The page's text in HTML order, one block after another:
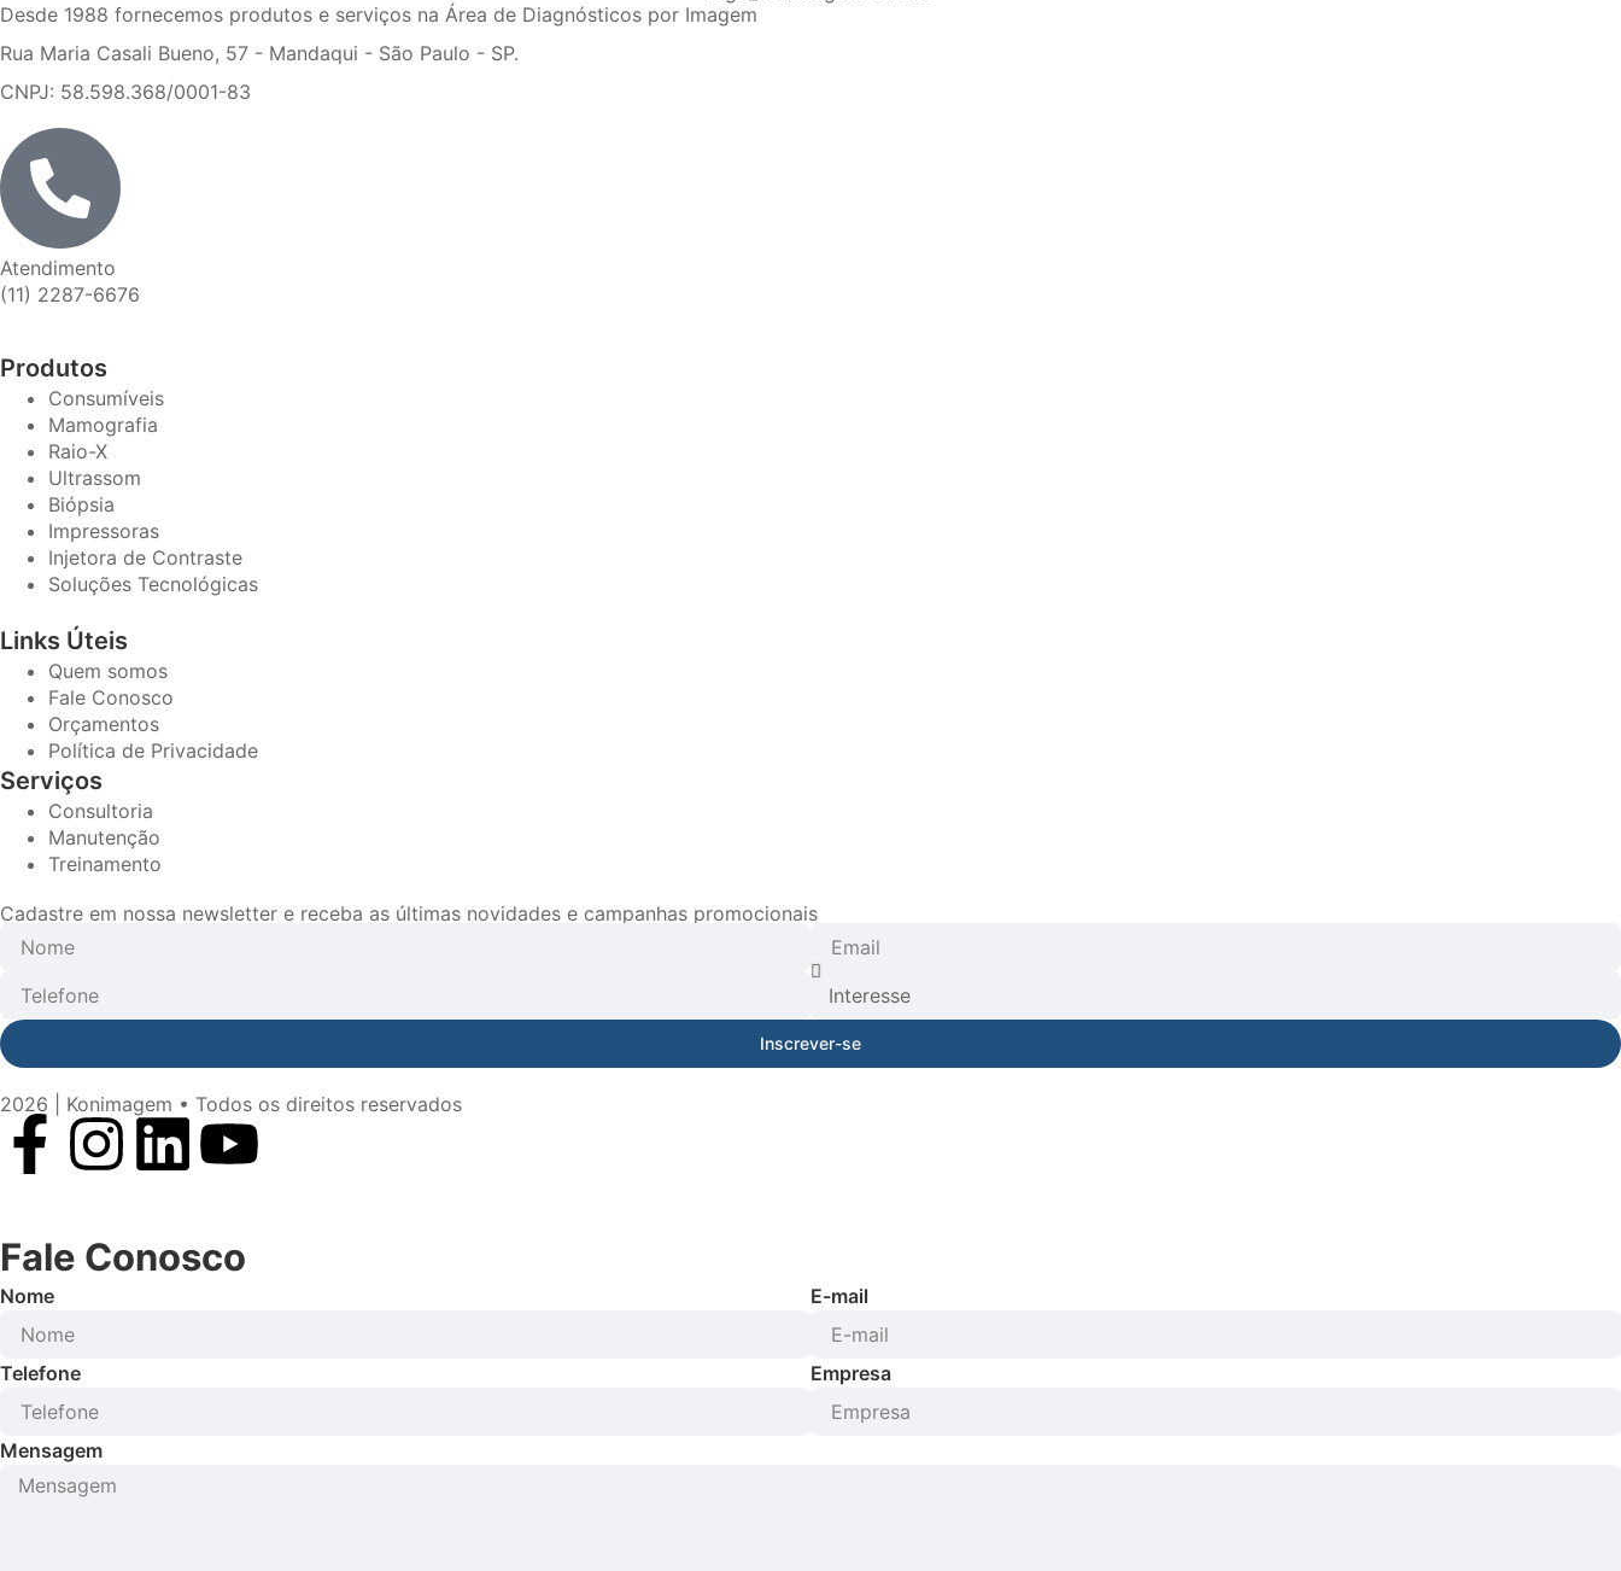
Desde 1988 fornecemos produtos e serviços na Área de Diagnósticos por Imagem
Rua Maria Casali Bueno, 57 - Mandaqui - São Paulo - SP.
CNPJ: 58.598.368/0001-83
Atendimento
(11) 2287-6676
Produtos
Consumíveis
Mamografia
Raio-X
Ultrassom
Biópsia
Impressoras
Injetora de Contraste
Soluções Tecnológicas
Links Úteis
Quem somos
Fale Conosco
Orçamentos
Política de Privacidade
Serviços
Consultoria
Manutenção
Treinamento
Cadastre em nossa newsletter e receba as últimas novidades e campanhas promocionais
Inscrever-se
2026 | Konimagem • Todos os direitos reservados
Fale Conosco
Nome E-mail
Telefone Empresa
Mensagem